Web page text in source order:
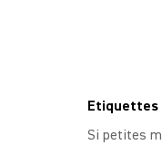
Etiquettes
Si petites